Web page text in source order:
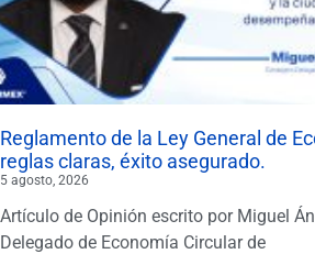
Reglamento de la Ley General de
reglas claras, éxito asegurado.
5 agosto, 2026
Artículo de Opinión escrito por Miguel
Delegado de Economía Circular de